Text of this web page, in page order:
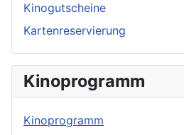
Kinogutscheine
Kartenreservierung
Kinoprogramm
Kinoprogramm